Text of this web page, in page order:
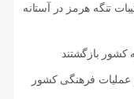
تنگه هرمز در آستانه
عملیات فرهنگی کشور